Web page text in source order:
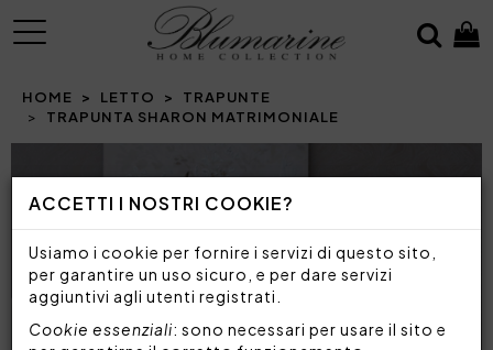
ACCETTI I NOSTRI COOKIE?
Usiamo i cookie per fornire i servizi di questo sito,
per garantire un uso sicuro, e per dare servizi
aggiuntivi agli utenti registrati.
Cookie essenziali: sono necessari per usare il sito e
MENU
HOME LETTO
TRAPUNTE
TRAPUNTA SHARON MATRIMONIALE